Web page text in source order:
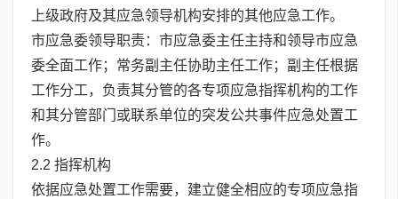
上级政府及其应急领导机构安排的其他应急工作。
市应急委领导职责：市应急委主任主持和领导市应急
委全面工作；常务副主任协助主任工作；副主任根据
工作分工，负责其分管的各专项应急指挥机构的工作
和其分管部门或联系单位的突发公共事件应急处置工
作。
2.2 指挥机构
依据应急处置工作需要，建立健全相应的专项应急指